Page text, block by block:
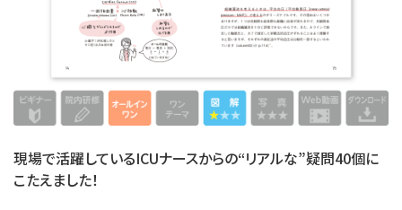
現場で活躍しているICUナースからの“リアルな”疑問40個に
こたえました！